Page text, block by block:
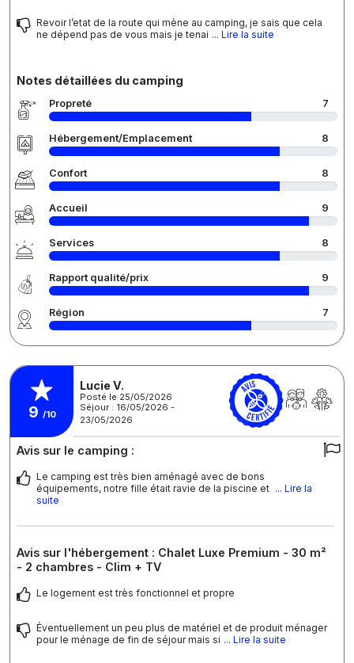
Revoir l’etat de la route qui mène au camping, je sais que cela
ne dépend pas de vous mais je tenai ... Lire la suite
Notes détaillées du camping
Propreté 7
Hébergement/Emplacement 8
Confort 8
Accueil 9
Services 8
Rapport qualité/prix 9
Région 7
9 /10
Lucie V.
Posté le 25/05/2026
Séjour : 16/05/2026 -
23/05/2026
Avis sur le camping :
Le camping est très bien aménagé avec de bons
équipements, notre fille était ravie de la piscine et ... Lire la
suite
Avis sur l'hébergement : Chalet Luxe Premium - 30 m²
- 2 chambres - Clim + TV
Le logement est très fonctionnel et propre
Éventuellement un peu plus de matériel et de produit ménager
pour le ménage de fin de séjour mais si ... Lire la suite